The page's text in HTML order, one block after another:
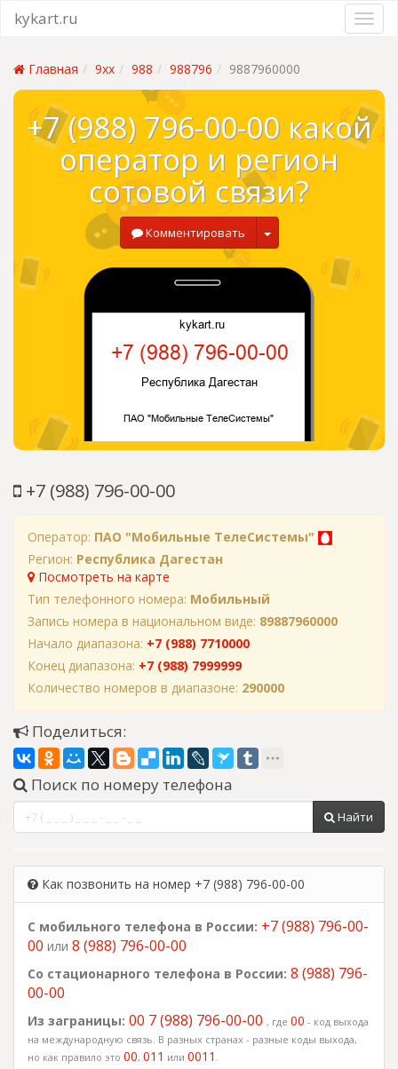
kykart.ru
Главная 9xx 988 988796 9887960000
+7 (988) 796-00-00 какой
оператор и регион
сотовой связи?
Комментировать
+7 (988) 796-00-00
Оператор: ПАО "Мобильные ТелеСистемы"
Регион: Республика Дагестан
Посмотреть на карте
Тип телефонного номера: Мобильный
Запись номера в национальном виде: 89887960000
Начало диапазона: +7 (988) 7710000
Конец диапазона: +7 (988) 7999999
Количество номеров в диапазоне: 290000
Поделиться:
Поиск по номеру телефона
Найти
Как позвонить на номер +7 (988) 796-00-00
С мобильного телефона в России: +7 (988) 796-00-
00 или 8 (988) 796-00-00
Со стационарного телефона в России: 8 (988) 796-
00-00
Из заграницы: 00 7 (988) 796-00-00 , где 00 - код выхода
на международную связь. В разных странах - разные коды выхода,
но как правило это 00, 011 или 0011 .